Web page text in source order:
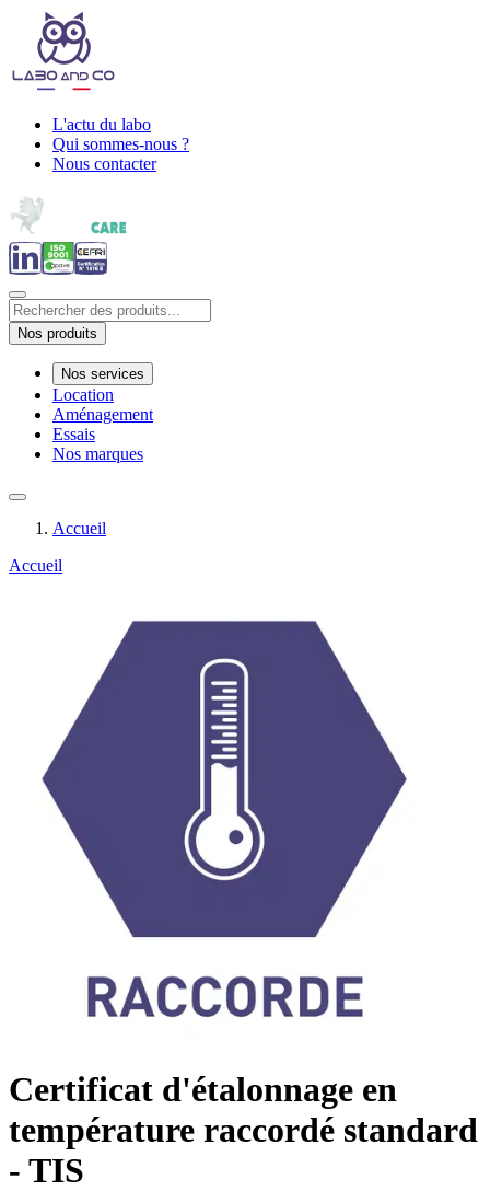
L'actu du labo
Qui sommes-nous ?
Nous contacter
Nos produits
Nos services
Location
Aménagement
Essais
Nos marques
Accueil
Accueil
Certificat d'étalonnage en
température raccordé standard
- TIS